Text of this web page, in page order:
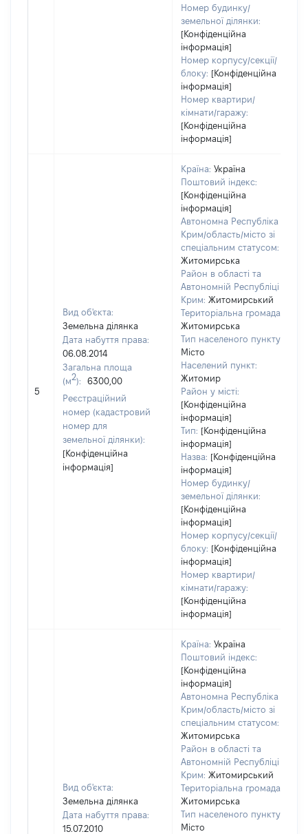
Номер будинку/
земельної ділянки:
[Конфіденційна
інформація]
Номер корпусу/секції/
блоку: [Конфіденційна
інформація]
Номер квартири/
кімнати/гаражу:
[Конфіденційна
інформація]
5
Вид об'єкта:
Земельна ділянка
Дата набуття права:
06.08.2014
Загальна площа
(м2):
6300,00
Реєстраційний
номер (кадастровий
номер для
земельної ділянки):
[Конфіденційна
інформація]
Країна: Україна
Поштовий індекс:
[Конфіденційна
інформація]
Автономна Республіка
Крим/область/місто зі
спеціальним статусом:
Житомирська
Район в області та
Автономній Республіці
Крим: Житомирський
Територіальна громада:
Житомирська
Тип населеного пункту:
Місто
Населений пункт:
Житомир
Район у місті:
[Конфіденційна
інформація]
Тип: [Конфіденційна
інформація]
Назва: [Конфіденційна
інформація]
Номер будинку/
земельної ділянки:
[Конфіденційна
інформація]
Номер корпусу/секції/
блоку: [Конфіденційна
інформація]
Номер квартири/
кімнати/гаражу:
[Конфіденційна
інформація]
Вид об'єкта:
Земельна ділянка
Дата набуття права:
15.07.2010
Країна: Україна
Поштовий індекс:
[Конфіденційна
інформація]
Автономна Республіка
Крим/область/місто зі
спеціальним статусом:
Житомирська
Район в області та
Автономній Республіці
Крим: Житомирський
Територіальна громада:
Житомирська
Тип населеного пункту:
Місто